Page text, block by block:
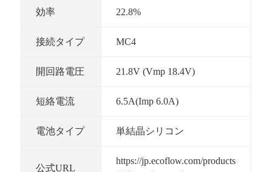
効率 22.8%
接続タイプ MC4
開回路電圧 21.8V (Vmp 18.4V)
短絡電流 6.5A(Imp 6.0A)
電池タイプ 単結晶シリコン
公式URL
https://jp.ecoflow.com/products